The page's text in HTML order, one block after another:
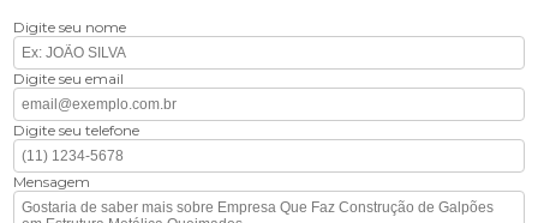
Digite seu nome
Digite seu email
Digite seu telefone
Mensagem